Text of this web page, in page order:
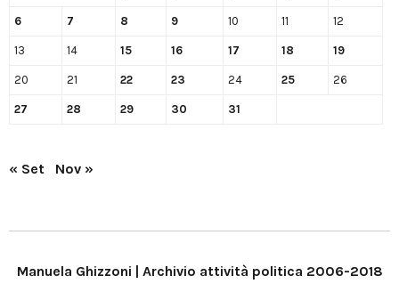
6 7 8 9 10 11 12
13 14 15 16 17 18 19
20 21 22 23 24 25 26
27 28 29 30 31
« Set Nov »
Manuela Ghizzoni | Archivio attività politica 2006-2018